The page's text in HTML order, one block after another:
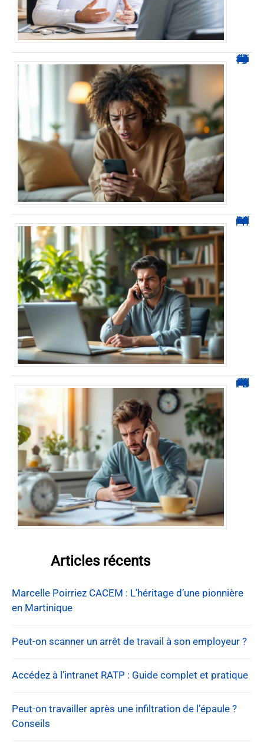
0424 démarchage : reconnaître l’appel et agir sans se tromper
0270 spam : reconnaître ces appels et les bloquer sans erreur
0270 démarchage : comment repérer, bloquer et signaler ces appels
Articles récents
Marcelle Poirriez CACEM : L’héritage d’une pionnière
en Martinique
Peut-on scanner un arrêt de travail à son employeur ?
Accédez à l’intranet RATP : Guide complet et pratique
Peut-on travailler après une infiltration de l’épaule ?
Conseils